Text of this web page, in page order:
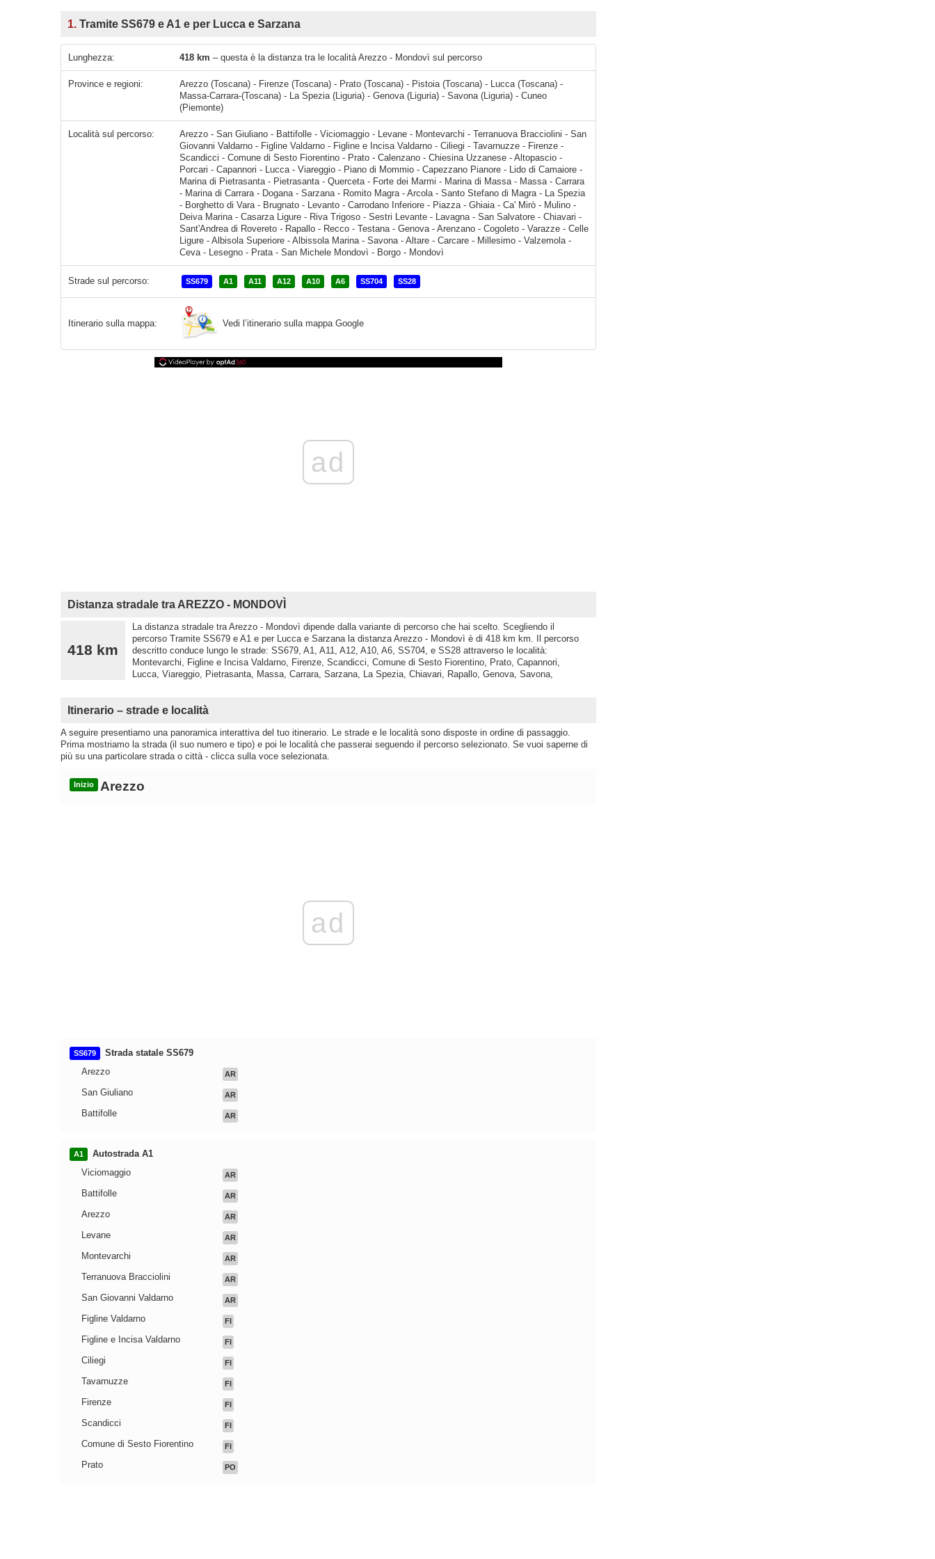
1. Tramite SS679 e A1 e per Lucca e Sarzana
Lunghezza: 418 km – questa è la distanza tra le località Arezzo - Mondovì sul percorso
Province e regioni:
Arezzo (Toscana) - Firenze (Toscana) - Prato (Toscana) - Pistoia (Toscana) - Lucca (Toscana) -
Massa-Carrara-(Toscana) - La Spezia (Liguria) - Genova (Liguria) - Savona (Liguria) - Cuneo
(Piemonte)
Località sul percorso: Arezzo - San Giuliano - Battifolle - Viciomaggio - Levane - Montevarchi - Terranuova Bracciolini - San Giovanni Valdarno - Figline Valdarno - Figline e Incisa Valdarno - Ciliegi - Tavarnuzze - Firenze - Scandicci - Comune di Sesto Fiorentino - Prato - Calenzano - Chiesina Uzzanese - Altopascio - Porcari - Capannori - Lucca - Viareggio - Piano di Mommio - Capezzano Pianore - Lido di Camaiore - Marina di Pietrasanta - Pietrasanta - Querceta - Forte dei Marmi - Marina di Massa - Massa - Carrara - Marina di Carrara - Dogana - Sarzana - Romito Magra
Strade sul percorso: SS679 A1 A11 A12 A10 A6 SS704 SS28
Itinerario sulla mappa: Vedi l’itinerario sulla mappa Google
ad
Distanza stradale tra AREZZO - MONDOVÌ
418 km
La distanza stradale tra Arezzo - Mondovì dipende dalla variante di percorso che hai scelto. Scegliendo il
percorso Tramite SS679 e A1 e per Lucca e Sarzana la distanza Arezzo - Mondovì è di 418 km km. Il percorso
descritto conduce lungo le strade: SS679, A1, A11, A12, A10, A6, SS704, e SS28 attraverso le località:
Montevarchi, Figline e Incisa Valdarno, Firenze, Scandicci, Comune di Sesto Fiorentino, Prato, Capannori,
Lucca, Viareggio, Pietrasanta, Massa, Carrara, Sarzana, La Spezia, Chiavari, Rapallo, Genova, Savona,
Itinerario – strade e località
A seguire presentiamo una panoramica interattiva del tuo itinerario. Le strade e le località sono disposte in ordine di passaggio.
Prima mostriamo la strada (il suo numero e tipo) e poi le località che passerai seguendo il percorso selezionato. Se vuoi saperne di
più su una particolare strada o città - clicca sulla voce selezionata.
Inizio Arezzo
ad
SS679
Strada statale SS679
Arezzo
AR
San Giuliano AR
Battifolle AR
A1
Autostrada A1
Viciomaggio
AR
Battifolle AR
Arezzo AR
Levane AR
Montevarchi AR
Terranuova Bracciolini AR
San Giovanni Valdarno AR
Figline Valdarno FI
Figline e Incisa Valdarno FI
Ciliegi FI
Tavarnuzze FI
Firenze FI
Scandicci FI
Comune di Sesto Fiorentino FI
Prato PO